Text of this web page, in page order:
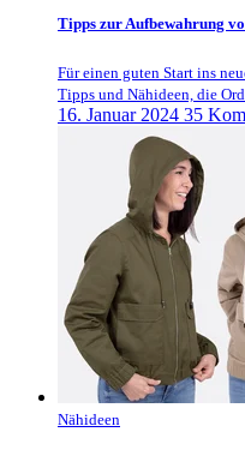
Tipps zur Aufbewahrung
Für einen guten Start ins
Tipps und Nähideen, die
16. Januar 2024 35
Nähideen